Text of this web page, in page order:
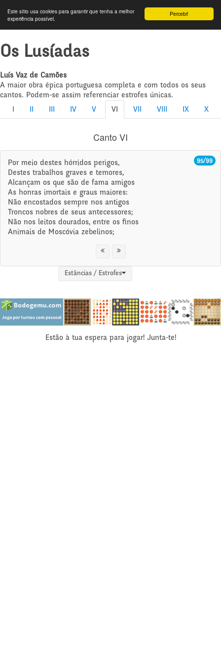
Percebi!
Este sítio usa cookies para garantir que tenha a melhor
experiência possível.
Os Lusíadas
Luís Vaz de Camões
A maior obra épica portuguesa completa e com todos os seus
cantos. Podem-se assim referenciar estrofes únicas.
IV V VI VII VIII IX X
Canto VI
95/99
Por meio destes hórridos perigos,
Destes trabalhos graves e temores,
Alcançam os que são de fama amigos
As honras imortais e graus maiores:
Não encostados sempre nos antigos
Troncos nobres de seus antecessores;
Não nos leitos dourados, entre os finos
Animais de Moscóvia zebelinos;
Estâncias / Estrofes
Estão à tua espera para jogar! Junta-te!